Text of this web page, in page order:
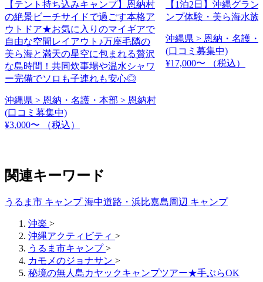
【テント持ち込みキャンプ】恩納村
の絶景ビーチサイドで過ごす本格ア
ウトドア★お気に入りのマイギアで
自由な空間レイアウト♪万座毛隣の
美ら海と満天の星空に包まれる贅沢
な島時間！共同炊事場や温水シャワ
ー完備でソロも子連れも安心◎
沖縄県 > 恩納・名護・本部 > 恩納村
(口コミ募集中)
¥3,000〜
（税込）
【1泊2日】沖縄グラ
ンプ体験・美ら海水族
沖縄県 > 恩納・名護・
(口コミ募集中)
¥17,000〜
（税込）
関連キーワード
うるま市 キャンプ海中道路・浜比嘉島周辺 キャンプ
沖楽 >
沖縄アクティビティ >
うるま市キャンプ>
カモメのジョナサン >
秘境の無人島カヤックキャンプツアー★手ぶらOK